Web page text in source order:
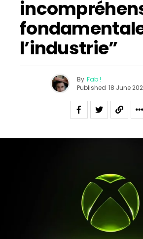
l’industrie”
By Fab !
Published 18 June